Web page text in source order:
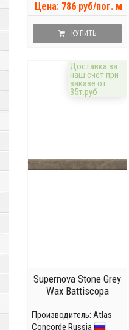
Цена: 786 руб/пог. м
КУПИТЬ
Доставка за
наш счёт при
заказе от
35т.руб
Supernova Stone Grey
Wax Battiscopa
Производитель: Atlas
Concorde Russia